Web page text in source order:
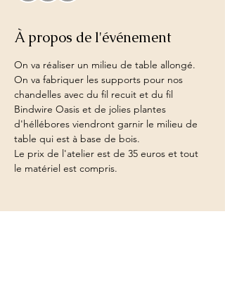
À propos de l'événement
On va réaliser un milieu de table allongé.
On va fabriquer les supports pour nos
chandelles avec du fil recuit et du fil
Bindwire Oasis et de jolies plantes
d'héllébores viendront garnir le milieu de
table qui est à base de bois.
Le prix de l'atelier est de 35 euros et tout
le matériel est compris.